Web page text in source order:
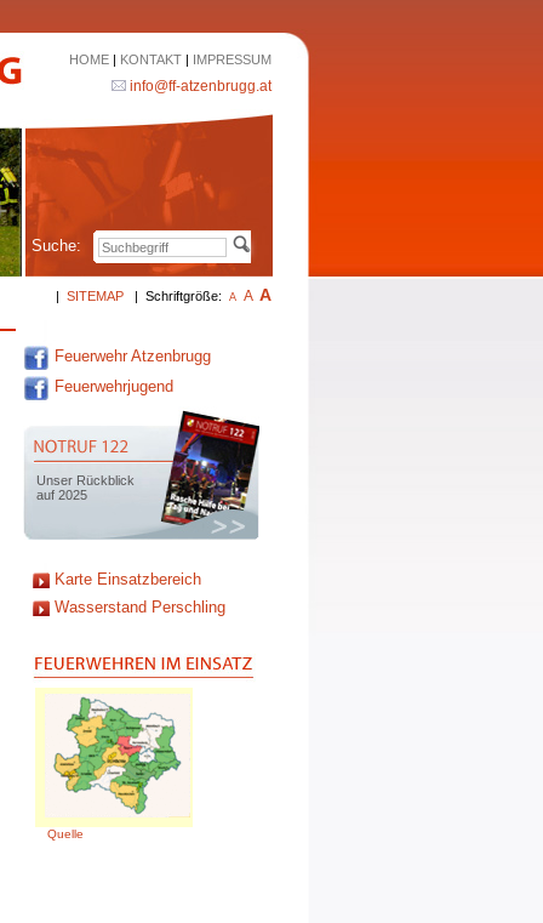
HOME | KONTAKT | IMPRESSUM
info@ff-atzenbrugg.at
Suche:
| SITEMAP | Schriftgröße: A A A
Feuerwehr Atzenbrugg
Feuerwehrjugend
Unser Rückblick
auf 2025
Karte Einsatzbereich
Wasserstand Perschling
Quelle